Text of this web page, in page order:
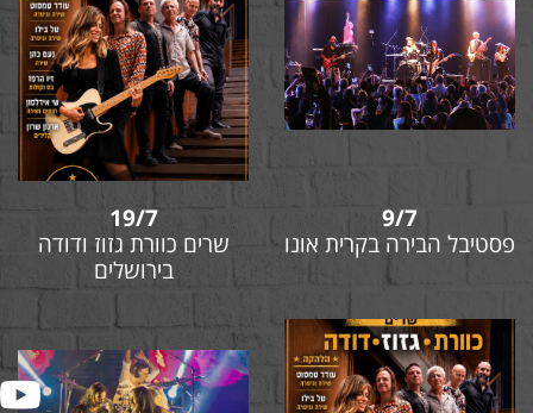
9/7
פסטיבל הבירה בקרית אונו
19/7
שרים כוורת גזוז ודודה
בירושלים